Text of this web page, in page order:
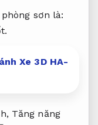
sơn là:
Xe 3D HA-
Tăng năng